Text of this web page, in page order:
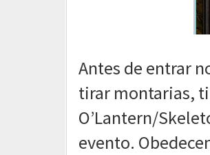
Antes de entrar
tirar montarias,
O’Lantern/
evento.